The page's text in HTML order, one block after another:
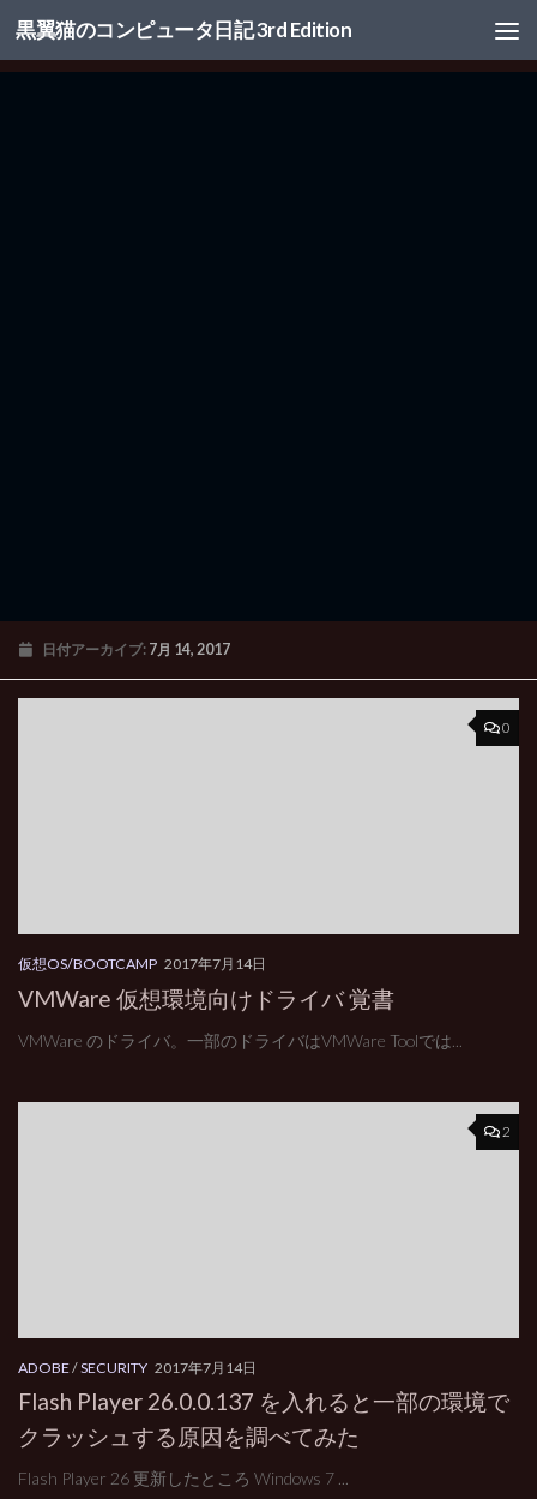
コンテンツへスキップ
黒翼猫のコンピュータ日記 3rd Edition
日付アーカイブ: 7月 14, 2017
0
仮想OS/BOOTCAMP 2017年7月14日
VMWare 仮想環境向けドライバ 覚書
VMWare のドライバ。一部のドライバはVMWare Toolでは...
2
ADOBE/SECURITY 2017年7月14日
Flash Player 26.0.0.137 を入れると一部の環境で
クラッシュする原因を調べてみた
Flash Player 26 更新したところ Windows 7 ...